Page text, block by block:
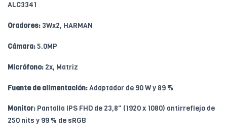
ALC3341
Oradores: 3Wx2, HARMAN
Cámara:5.0MP
Micrófono: 2x, Matriz
Fuente de alimentación:Adaptador de 90 W y 89 %
Monitor: Pantalla IPS FHD de 23,8" (1920 x 1080) antirreflejo de
250 nits y 99 % de sRGB